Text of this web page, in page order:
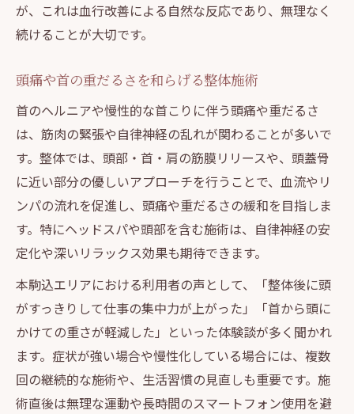
が、これは血行改善による自然な反応であり、無理なく
続けることが大切です。
頭痛や首の重だるさを和らげる整体施術
首のヘルニアや慢性的な首こりに伴う頭痛や重だるさ
は、筋肉の緊張や自律神経の乱れが関わることが多いで
す。整体では、頭部・首・肩の筋膜リリースや、頭蓋骨
に近い部分の優しいアプローチを行うことで、血流やリ
ンパの流れを促進し、頭痛や重だるさの緩和を目指しま
す。特にヘッドスパや頭部を含む施術は、自律神経の安
定化や深いリラックス効果も期待できます。
本駒込エリアにおける利用者の声として、「整体後に頭
がすっきりして仕事の集中力が上がった」「首から頭に
かけての重さが軽減した」といった体験談が多く聞かれ
ます。症状が強い場合や慢性化している場合には、複数
回の継続的な施術や、生活習慣の見直しも重要です。施
術直後は無理な運動や長時間のスマートフォン使用を避